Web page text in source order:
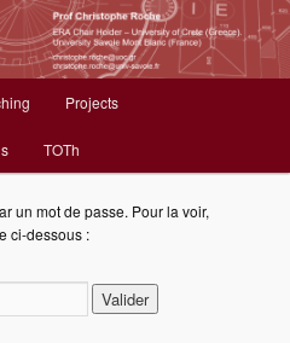
Projects
TOTh
un mot de passe. Pour la voir,
ci-dessous :